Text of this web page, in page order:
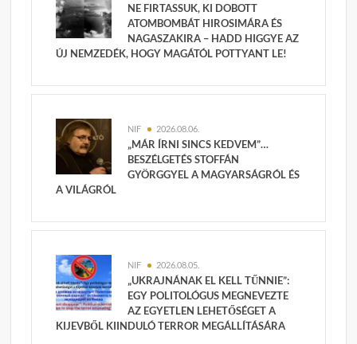
NE FIRTASSUK, KI DOBOTT
ATOMBOMBÁT HIROSIMÁRA ÉS
NAGASZAKIRA – HADD HIGGYE AZ
ÚJ NEMZEDÉK, HOGY MAGÁTÓL POTTYANT LE!
NIF 2026.08.06.
„MÁR ÍRNI SINCS KEDVEM”…
BESZÉLGETÉS STOFFÁN
GYÖRGGYEL A MAGYARSÁGRÓL ÉS
A VILÁGRÓL
NIF 2026.08.05.
„UKRAJNÁNAK EL KELL TŰNNIE”:
EGY POLITOLÓGUS MEGNEVEZTE
AZ EGYETLEN LEHETŐSÉGET A
KIJEVBŐL KIINDULÓ TERROR MEGÁLLÍTÁSÁRA